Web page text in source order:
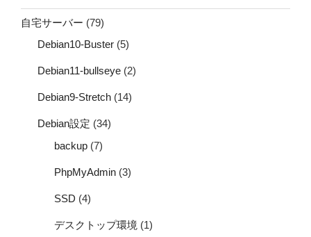
自宅サーバー (79)
Debian10-Buster (5)
Debian11-bullseye (2)
Debian9-Stretch (14)
Debian設定 (34)
backup (7)
PhpMyAdmin (3)
SSD (4)
デスクトップ環境 (1)